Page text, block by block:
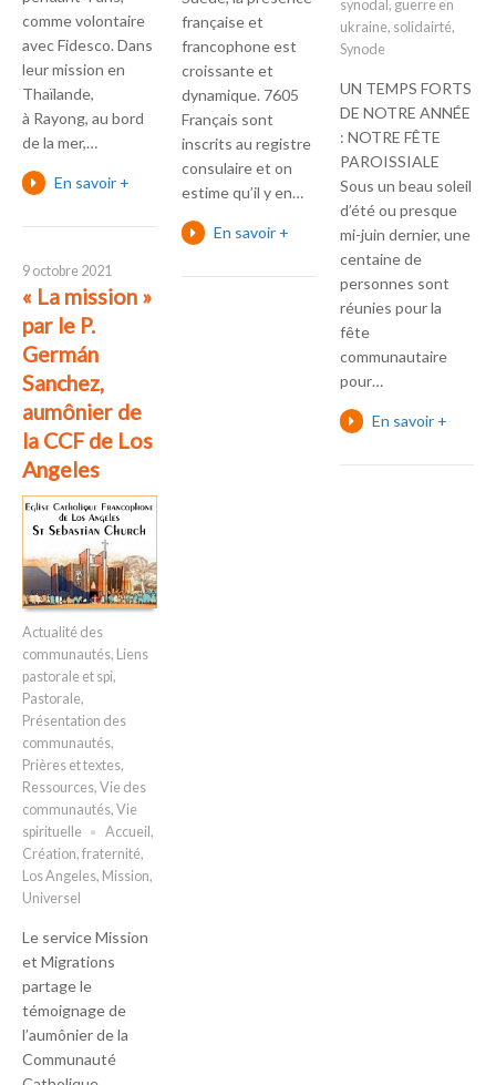
comme volontaire
avec Fidesco. Dans
leur mission en
Thaïlande,
à Rayong, au bord
de la mer,…
En savoir +
française et
francophone est
croissante et
dynamique. 7605
Français sont
inscrits au registre
consulaire et on
estime qu’il y en…
En savoir +
synodal, guerre en
ukraine, solidairté,
Synode
UN TEMPS FORTS
DE NOTRE ANNÉE
: NOTRE FÊTE
PAROISSIALE
Sous un beau soleil
d’été ou presque
mi-juin dernier, une
centaine de
personnes sont
réunies pour la
fête
communautaire
pour…
En savoir +
9 octobre 2021
« La mission »
par le P.
Germán
Sanchez,
aumônier de
la CCF de Los
Angeles
Actualité des
communautés, Liens
pastorale et spi,
Pastorale,
Présentation des
communautés,
Prières et textes,
Ressources, Vie des
communautés, Vie
spirituelle
Accueil ,
Création, fraternité,
Los Angeles, Mission,
Universel
Le service Mission
et Migrations
partage le
témoignage de
l’aumônier de la
Communauté